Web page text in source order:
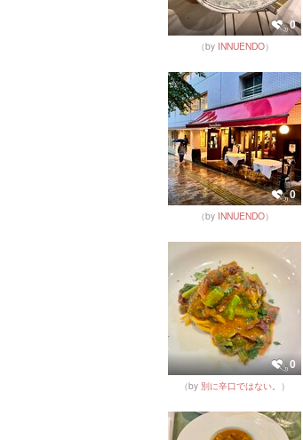
0
（by INNUENDO）
0
（by INNUENDO）
0
（by 別に辛口ではない。 ）